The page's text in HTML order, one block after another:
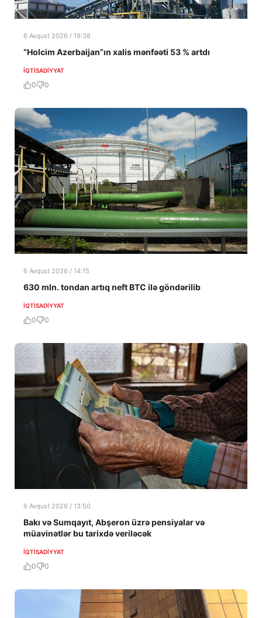
6 Avqust 2026 / 19:38
“Holcim Azerbaijan”ın xalis mənfəəti 53 % artdı
İQTISADIYYAT
0 0
6 Avqust 2026 / 14:15
630 mln. tondan artıq neft BTC ilə göndərilib
İQTISADIYYAT
0 0
6 Avqust 2026 / 13:50
Bakı və Sumqayıt, Abşeron üzrə pensiyalar və
müavinətlər bu tarixdə veriləcək
İQTISADIYYAT
0 0